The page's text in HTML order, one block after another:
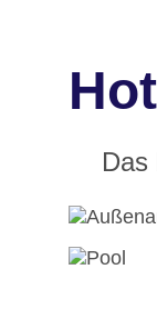
Das